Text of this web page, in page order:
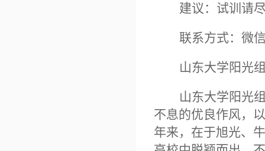
建议： 试训 请
联系方式：微
山东大学阳光
山东大学阳光
不息的优良作风，
年来，在于旭光、